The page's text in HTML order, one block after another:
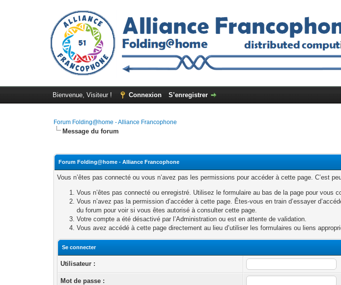
Bienvenue, Visiteur ! Connexion S’enregistrer
Forum Folding@home - Alliance Francophone
Message du forum
Forum Folding@home - Alliance Francophone
Vous n’êtes pas connecté ou vous n’avez pas les permissions pour accéder à cette page. C’est
Vous n’êtes pas connecté ou enregistré. Utilisez le formulaire au bas de la page pour vous
Vous n’avez pas la permission d’accéder à cette page. Êtes-vous en train d’essayer
du forum pour voir si vous êtes autorisé à consulter cette page.
Votre compte a été désactivé par l’Administration ou est en attente de validation.
Vous avez accédé à cette page directement au lieu d’utiliser les formulaires ou liens
Se connecter
Utilisateur :
Mot de passe :